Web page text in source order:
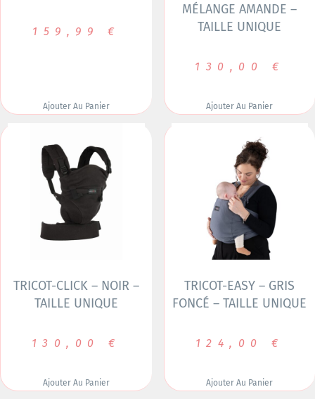
159,99 €
Ajouter Au Panier
MÉLANGE AMANDE –
TAILLE UNIQUE
130,00 €
Ajouter Au Panier
TRICOT-CLICK – NOIR –
TAILLE UNIQUE
130,00€
Ajouter Au Panier
TRICOT-EASY – GRIS
FONCÉ – TAILLE UNIQUE
124,00€
Ajouter Au Panier